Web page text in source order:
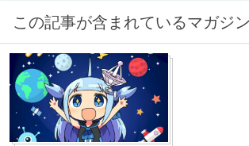
この記事が含まれているマガジン